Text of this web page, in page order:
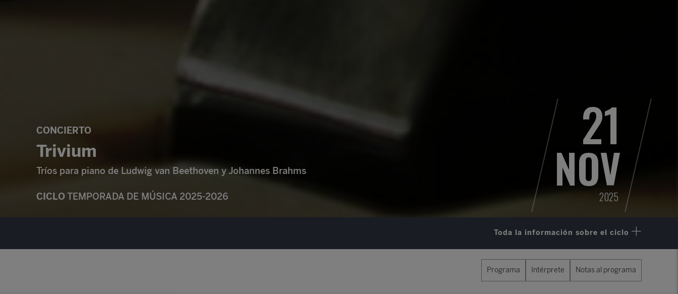
CONCIERTO
Trivium
Tríos para piano de Ludwig van Beethoven y Johannes Brahms
CICLOTEMPORADA DE MÚSICA 2025-2026
21
NOV
2025
Toda la información sobre el ciclo
Programa Intérprete Notas al programa